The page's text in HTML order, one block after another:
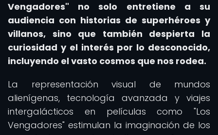
Vengadores" no solo entretiene a su
audiencia con historias de superhéroes y
villanos, sino que también despierta la
curiosidad y el interés por lo desconocido,
incluyendo el vasto cosmos que nos rodea.
La representación visual de mundos
alienígenas, tecnología avanzada y viajes
intergalácticos en películas como "Los
Vengadores" estimulan la imaginación de los